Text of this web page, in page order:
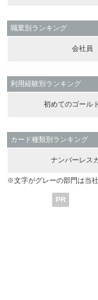
職業別ランキング
会社員
利用経験別ランキング
初めてのゴール
カード種類別ランキング
ナンバーレス
※文字がグレーの部門は当
PR